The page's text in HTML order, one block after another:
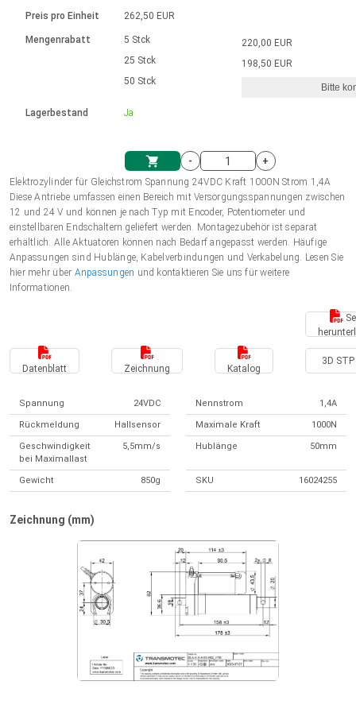
Einheitssystem
Einkaufswagen
Hubmagnete
230 - 50 Hz | 110 - 60 Hz
Drehzahlregelung für die AIS-Serie
Bürstenlose Gleichstrommotoren
mit Planetengetriebe und internem
Ø 28-42| 1-1400 rpm | <= 290Ncm
Bürstenlose DC Motor Controller
Gleichstrommotoren mit
Schneckengetriebe und Bürsten
Ø43-124mm | 31-425rpm | ≤ 41Nm
Treiber für Gleichstrommotoren mit
Synchron-Asynchron | für 1-4 Elektrozylinder
Synchron-Asynchron | für 1-4 Elektrozylinder
Français (EUR)
Polski (EUR)
Norsk (NOK)
Suomi (EUR)
Preis pro Einheit
Mengenrabatt
Lagerbestand
262,50 EUR
5 Stck
25 Stck
50 Stck
Ja
220,00 EUR
198,50 EUR
Bitte
-
+
Elektrozylinder für Gleichstrom Spannung 24VDC Kraft 1000N Strom 1,4A
Diese Antriebe umfassen einen Bereich mit Versorgungsspannungen zwischen
12 und 24 V und können je nach Typ mit Encoder, Potentiometer und
einstellbaren Endschaltern geliefert werden. Montagezubehör ist separat
erhältlich. Alle Aktuatoren können nach Bedarf angepasst werden. Häufige
Anpassungen sind Hublänge, Kabelverbindungen und Verkabelung. Lesen Sie
hier mehr über Anpassungen und kontaktieren Sie uns für weitere
Informationen.
Datenblatt Zeichnung Katalog
3D STP
Spannung 24VDC Nennstrom 1,4A
Rückmeldung Hallsensor Maximale Kraft 1000N
Geschwindigkeit
bei Maximallast
5,5mm/s Hublänge 50mm
Gewicht 850g SKU 16024255
Zeichnung (mm)